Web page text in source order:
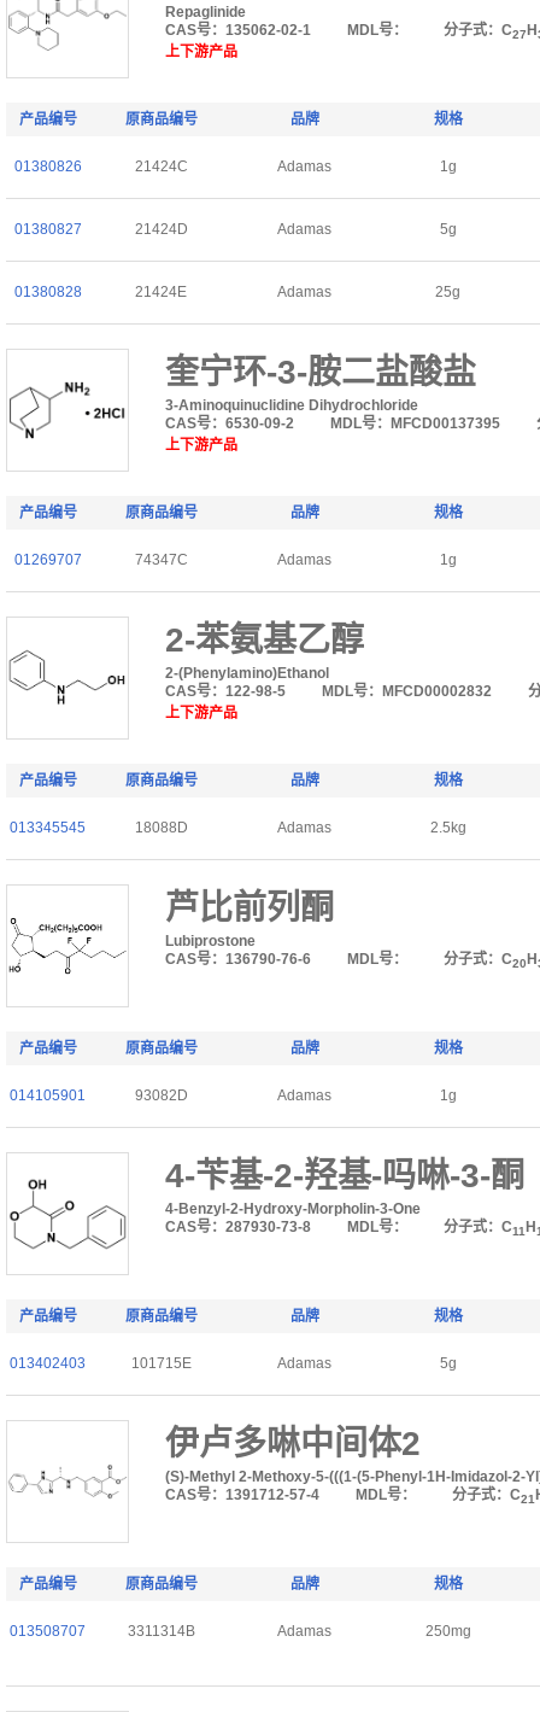
Repaglinide
CAS号：135062-02-1
MDL号： 分子式：C27 H
上下游产品
产品编号 原商品编号 品牌 规格
01380826 21424C Adamas 1g
01380827 21424D Adamas 5g
01380828 21424E Adamas 25g
奎宁环-3-胺二盐酸盐
3-Aminoquinuclidine Dihydrochloride
CAS号：6530-09-2
MDL号：MFCD00137395
上下游产品
产品编号 原商品编号 品牌 规格
01269707 74347C Adamas 1g
2-苯氨基乙醇
2-(Phenylamino)Ethanol
CAS号：122-98-5
MDL号：MFCD00002832
上下游产品
产品编号 原商品编号 品牌 规格
013345545 18088D Adamas 2.5kg
芦比前列酮
Lubiprostone
CAS号：136790-76-6
MDL号： 分子式：C20 H
产品编号 原商品编号 品牌 规格
014105901 93082D Adamas 1g
4-苄基-2-羟基-吗啉-3-酮
4-Benzyl-2-Hydroxy-Morpholin-3-One
CAS号：287930-73-8
MDL号： 分子式：C11H
产品编号 原商品编号 品牌 规格
013402403 101715E Adamas 5g
伊卢多啉中间体2
(S)-Methyl 2-Methoxy-5-(((1-(5-Phenyl-1H-Imidazol-2-
CAS号：1391712-57-4
MDL号： 分子式：C21
产品编号 原商品编号 品牌 规格
013508707 3311314B Adamas 250mg